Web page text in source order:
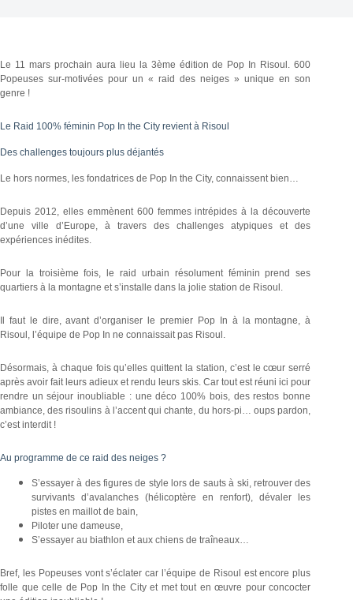
Le 11 mars prochain aura lieu la 3ème édition de Pop In Risoul. 600
Popeuses sur-motivées pour un « raid des neiges » unique en son
genre !
Le Raid 100% féminin Pop In the City revient à Risoul
Des challenges toujours plus déjantés
Le hors normes, les fondatrices de Pop In the City, connaissent bien…
Depuis 2012, elles emmènent 600 femmes intrépides à la découverte
d’une ville d’Europe, à travers des challenges atypiques et des
expériences inédites.
Pour la troisième fois, le raid urbain résolument féminin prend ses
quartiers à la montagne et s’installe dans la jolie station de Risoul.
Il faut le dire, avant d’organiser le premier Pop In à la montagne, à
Risoul, l’équipe de Pop In ne connaissait pas Risoul.
Désormais, à chaque fois qu’elles quittent la station, c’est le cœur serré
après avoir fait leurs adieux et rendu leurs skis. Car tout est réuni ici pour
rendre un séjour inoubliable : une déco 100% bois, des restos bonne
ambiance, des risoulins à l’accent qui chante, du hors-pi… oups pardon,
c’est interdit !
Au programme de ce raid des neiges ?
S’essayer à des figures de style lors de sauts à ski, retrouver des
survivants d’avalanches (hélicoptère en renfort), dévaler les
pistes en maillot de bain,
Piloter une dameuse,
S’essayer au biathlon et aux chiens de traîneaux…
Bref, les Popeuses vont s’éclater car l’équipe de Risoul est encore plus
folle que celle de Pop In the City et met tout en œuvre pour concocter